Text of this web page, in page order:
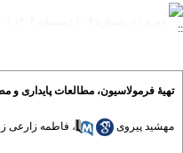
تهیۀ فرمولاسیون، مطالعات پایداری و
مهشید پیروی ، فاطمه زارعی